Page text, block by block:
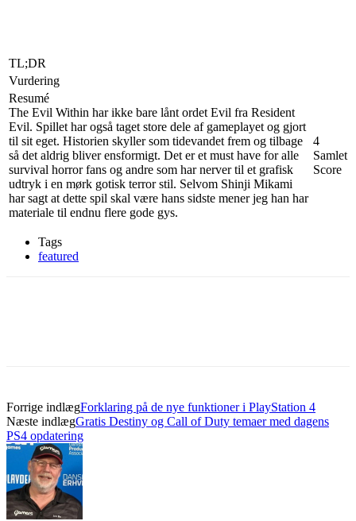
TL;DR
Vurdering
Resumé
The Evil Within har ikke bare lånt ordet Evil fra Resident
Evil. Spillet har også taget store dele af gameplayet og gjort
til sit eget. Historien skyller som tidevandet frem og tilbage
så det aldrig bliver ensformigt. Det er et must have for alle
survival horror fans og andre som har nerver til et grafisk
udtryk i en mørk gotisk terror stil. Selvom Shinji Mikami
har sagt at dette spil skal være hans sidste mener jeg han har
materiale til endnu flere gode gys.
4
Samlet
Score
Tags
featured
Forrige indlægForklaring på de nye funktioner i PlayStation 4
Næste indlægGratis Destiny og Call of Duty temaer med dagens
PS4 opdatering